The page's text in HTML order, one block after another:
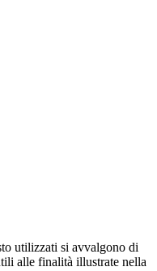
utilizzati si avvalgono di
alle finalità illustrate nella